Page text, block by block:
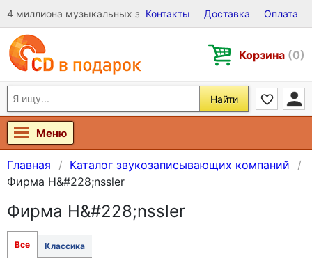
4 миллиона музыкальных записей на Виниле, CD и DVD
Контакты Доставка Оплата
Корзина (0)
Найти
Меню
Главная
Каталог звукозаписывающих компаний
Фирма H&#228;nssler
Фирма H&#228;nssler
Все Классика